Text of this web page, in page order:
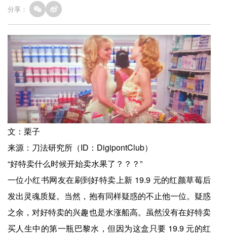
分享：
文：栗子
来源：刀法研究所（ID：DigipontClub）
“好特卖什么时候开始卖水果了？？？”
一位小红书网友在刷到好特卖上新 19.9 元的红颜草莓后
发出灵魂质疑。当然，抱有同样疑惑的不止他一位。疑惑
之余，对好特卖的兴趣也是水涨船高。虽然没有在好特卖
买人生中的第一瓶巴黎水，但因为这盒只要 19.9 元的红